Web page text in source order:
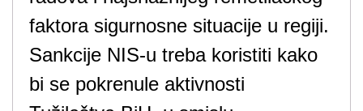
faktora sigurnosne situacije u regiji.
Sankcije NIS-u treba koristiti kako
bi se pokrenule aktivnosti